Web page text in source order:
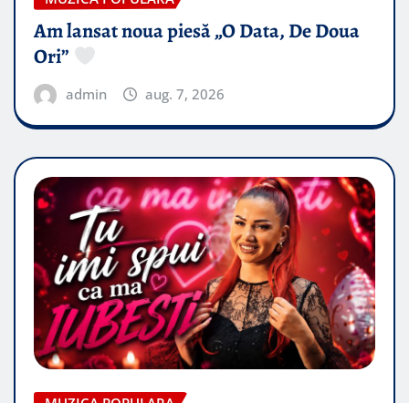
Am lansat noua piesă „O Data, De Doua
Ori”
admin aug. 7, 2026